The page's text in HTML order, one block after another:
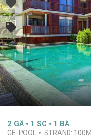
2 GÄ 1 SC 1 BÄ
GE. POOL STRAND: 100M